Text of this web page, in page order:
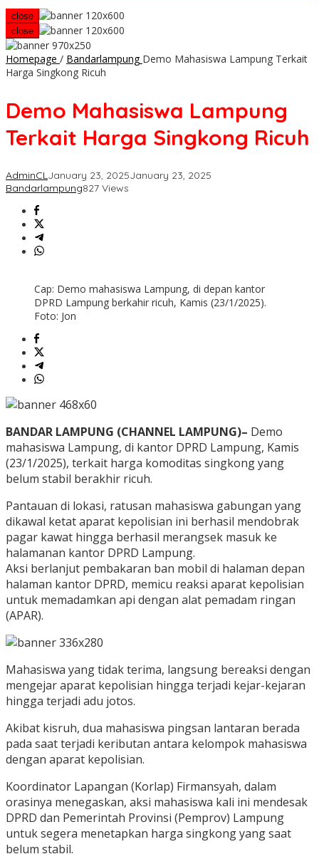
close
close
Homepage / Bandarlampung Demo Mahasiswa Lampung Terkait
Harga Singkong Ricuh
Demo Mahasiswa Lampung
Terkait Harga Singkong Ricuh
AdminCLJanuary 23, 2025January 23, 2025
Bandarlampung827 Views
Cap: Demo mahasiswa Lampung, di depan kantor
DPRD Lampung berkahir ricuh, Kamis (23/1/2025).
Foto: Jon
BANDAR LAMPUNG (CHANNEL LAMPUNG)– Demo
mahasiswa Lampung, di kantor DPRD Lampung, Kamis
(23/1/2025), terkait harga komoditas singkong yang
belum stabil berakhir ricuh.
Pantauan di lokasi, ratusan mahasiswa gabungan yang
dikawal ketat aparat kepolisian ini berhasil mendobrak
pagar kawat hingga berhasil merangsek masuk ke
halamanan kantor DPRD Lampung.
Aksi berlanjut pembakaran ban mobil di halaman depan
halaman kantor DPRD, memicu reaksi aparat kepolisian
untuk memadamkan api dengan alat pemadam ringan
(APAR).
Mahasiswa yang tidak terima, langsung bereaksi dengan
mengejar aparat kepolisian hingga terjadi kejar-kejaran
hingga terjadi adu jotos.
Akibat kisruh, dua mahasiswa pingsan lantaran berada
pada saat terjadi keributan antara kelompok mahasiswa
dengan aparat kepolisian.
Koordinator Lapangan (Korlap) Firmansyah, dalam
orasinya menegaskan, aksi mahasiswa kali ini mendesak
DPRD dan Pemerintah Provinsi (Pemprov) Lampung
untuk segera menetapkan harga singkong yang saat
belum stabil.